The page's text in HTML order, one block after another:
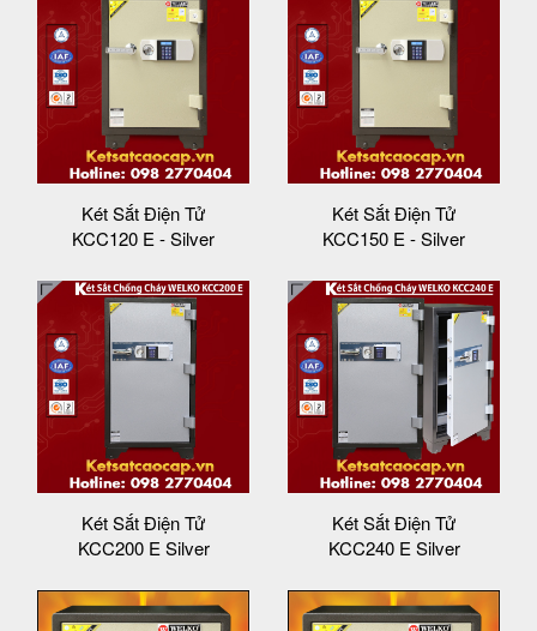
Két Sắt Điện Tử
KCC120 E - Silver
Két Sắt Điện Tử
KCC150 E - Silver
Két Sắt Điện Tử
KCC200 E Silver
Két Sắt Điện Tử
KCC240 E Silver